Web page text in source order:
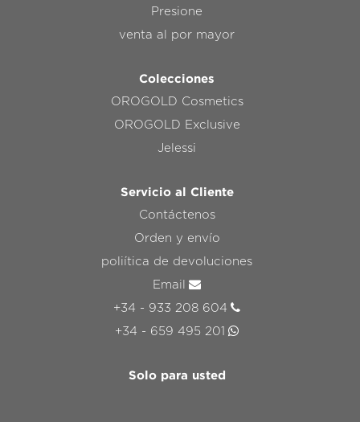
Presione
venta al por mayor
Colecciones
OROGOLD Cosmetics
OROGOLD Exclusive
Jelessi
Servicio al Cliente
Contáctenos
Orden y envío
poliítica de devoluciones
Email
+34 - 933 208 604
+34 - 659 495 201
Solo para usted